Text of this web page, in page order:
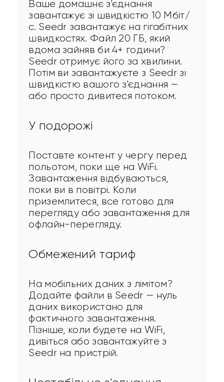
Ваше домашнє з'єднання
завантажує зі швидкістю 10 Мбіт/
с. Seedr завантажує на гігабітних
швидкостях. Файл 20 ГБ, який
вдома зайняв би 4+ години?
Seedr отримує його за хвилини.
Потім ви завантажуєте з Seedr зі
швидкістю вашого з'єднання —
або просто дивитеся потоком.
У подорожі
Поставте контент у чергу перед
польотом, поки ще на WiFi.
Завантаження відбуваються,
поки ви в повітрі. Коли
приземлитеся, все готово для
перегляду або завантаження для
офлайн-перегляду.
Обмежений тариф
На мобільних даних з лімітом?
Додайте файли в Seedr — нуль
даних використано для
фактичного завантаження.
Пізніше, коли будете на WiFi,
дивіться або завантажуйте з
Seedr на пристрій.